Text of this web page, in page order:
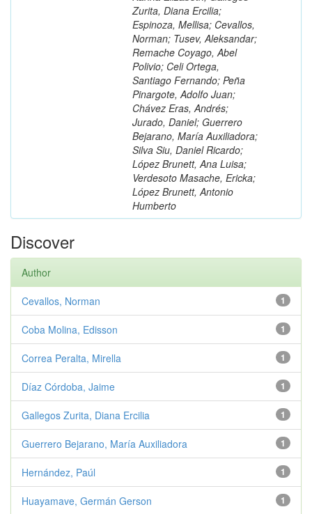
Zurita, Diana Ercilia;
Espinoza, Mellisa; Cevallos,
Norman; Tusev, Aleksandar;
Remache Coyago, Abel
Polivio; Celi Ortega,
Santiago Fernando; Peña
Pinargote, Adolfo Juan;
Chávez Eras, Andrés;
Jurado, Daniel; Guerrero
Bejarano, María Auxiliadora;
Silva Siu, Daniel Ricardo;
López Brunett, Ana Luisa;
Verdesoto Masache, Ericka;
López Brunett, Antonio
Humberto
Discover
Author
1
Cevallos, Norman
1
Coba Molina, Edisson
1
Correa Peralta, Mirella
1
Díaz Córdoba, Jaime
1
Gallegos Zurita, Diana Ercilia
1
Guerrero Bejarano, María Auxiliadora
1
Hernández, Paúl
1
Huayamave, Germán Gerson